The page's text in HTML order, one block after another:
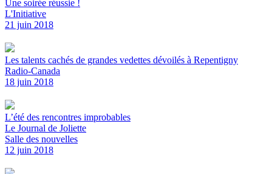
Une soirée réussie !
L'Initiative
21 juin 2018
Les talents cachés de grandes vedettes dévoilés à Repentigny
Radio-Canada
18 juin 2018
L’été des rencontres improbables
Le Journal de Joliette
Salle des nouvelles
12 juin 2018